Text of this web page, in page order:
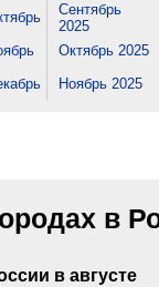
Сентябрь
2025
Октябрь 2025
Ноябрь 2025
в
в августе